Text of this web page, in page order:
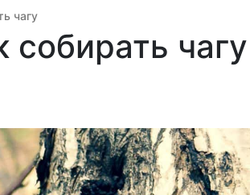
чагу
собирать чагу